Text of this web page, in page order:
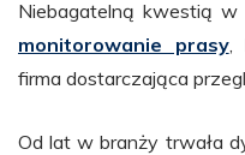
Niebagatelną kwestią
monitorowanie prasy,
firma dostarczająca
Od lat w branży trwała